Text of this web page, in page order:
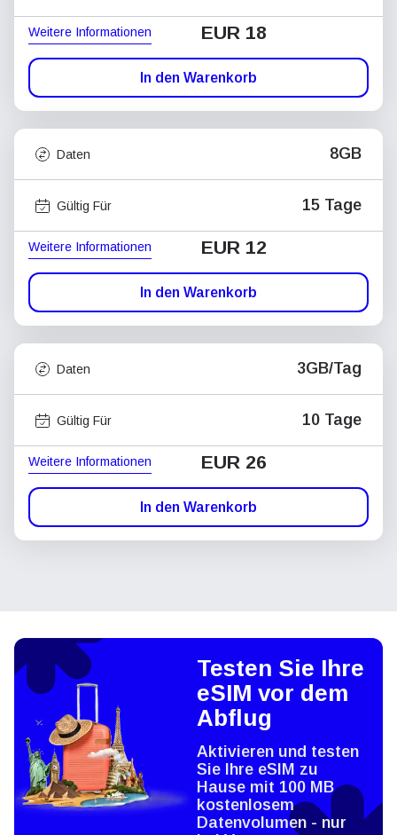
Weitere Informationen EUR 18
In den Warenkorb
Daten 8GB
Gültig Für 15 Tage
Weitere Informationen EUR 12
In den Warenkorb
Daten 3GB/Tag
Gültig Für 10 Tage
Weitere Informationen EUR 26
In den Warenkorb
Testen Sie Ihre
eSIM vor dem
Abflug
Aktivieren und testen
Sie Ihre eSIM zu
Hause mit 100 MB
kostenlosem
Datenvolumen - nur